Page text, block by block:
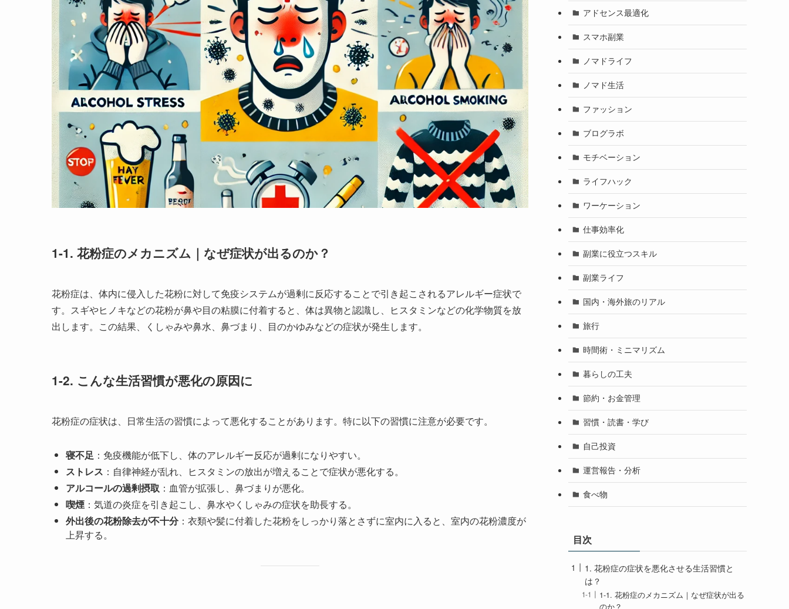
1-1. 花粉症のメカニズム｜なぜ症状が出るのか？
花粉症は、体内に侵入した花粉に対して免疫システムが過剰に反応することで引き起こされるアレルギー症状で
す。スギやヒノキなどの花粉が鼻や目の粘膜に付着すると、体は異物と認識し、ヒスタミンなどの化学物質を放
出します。この結果、くしゃみや鼻水、鼻づまり、目のかゆみなどの症状が発生します。
1-2. こんな生活習慣が悪化の原因に
花粉症の症状は、日常生活の習慣によって悪化することがあります。特に以下の習慣に注意が必要です。
寝不足 ：免疫機能が低下し、体のアレルギー反応が過剰になりやすい。
ストレス ：自律神経が乱れ、ヒスタミンの放出が増えることで症状が悪化する。
アルコールの過剰摂取 ：血管が拡張し、鼻づまりが悪化。
喫煙 ：気道の炎症を引き起こし、鼻水やくしゃみの症状を助長する。
外出後の花粉除去が不十分：衣類や髪に付着した花粉をしっかり落とさずに室内に入ると、室内の花粉濃度が
上昇する。
アドセンス最適化
スマホ副業
ノマドライフ
ノマド生活
ファッション
ブログラボ
モチベーション
ライフハック
ワーケーション
仕事効率化
副業に役立つスキル
副業ライフ
国内・海外旅のリアル
旅行
時間術・ミニマリズム
暮らしの工夫
節約・お金管理
習慣・読書・学び
自己投資
運営報告・分析
食べ物
目次
1. 花粉症の症状を悪化させる生活習慣と
は？
1-1. 花粉症のメカニズム｜なぜ症状が出る
のか？